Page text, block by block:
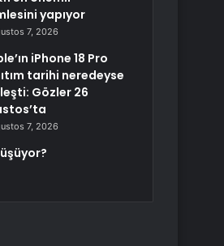
yapıyor
7, 2026
iPhone 18 Pro
tarihi neredeyse
Gözler 26
7, 2026